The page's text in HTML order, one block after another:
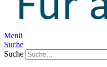
Menü
Suche
Suche